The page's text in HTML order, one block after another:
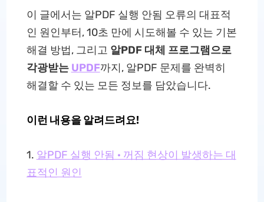
이 글에서는 알PDF 실행 안됨 오류의 대표적
인 원인부터, 10초 만에 시도해볼 수 있는 기본
해결 방법, 그리고 알PDF 대체 프로그램으로
각광받는 UPDF까지, 알PDF 문제를 완벽히
해결할 수 있는 모든 정보를 담았습니다.
이런 내용을 알려드려요!
1. 알PDF 실행 안됨 · 꺼짐 현상이 발생하는 대
표적인 원인